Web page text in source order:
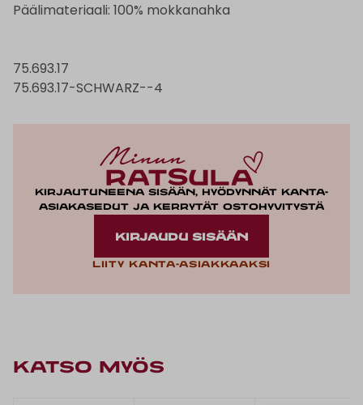
Päälimateriaali: 100% mokkanahka
75.693.17
75.693.17-SCHWARZ--4
Kirjautuneena sisään, hyödynnät kanta-
asiakasedut ja kerrytät ostohyvitystä
KIRJAUDU SISÄÄN
Liity kanta-asiakkaaksi
KATSO MYÖS